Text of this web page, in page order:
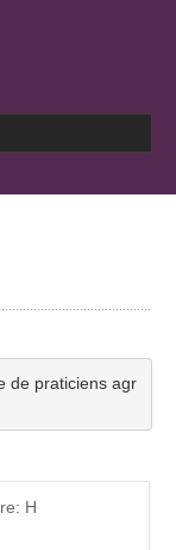
de praticiens agr
H